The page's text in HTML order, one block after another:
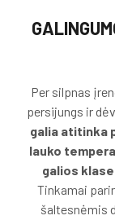
Per silpnas
persijungs ir
galia atitinka
lauko
galios
Tinkamai
šaltesnėmis